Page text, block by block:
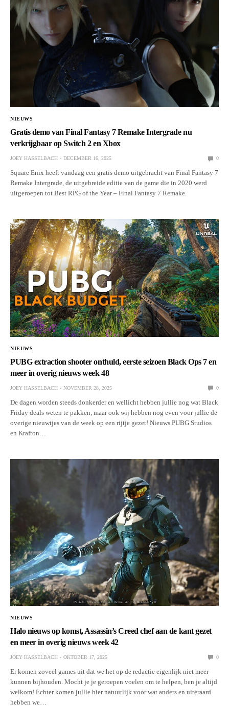
NIEUWS
Gratis demo van Final Fantasy 7 Remake Intergrade nu
verkrijgbaar op Switch 2 en Xbox
JOEY HASSELBACH DECEMBER 16, 2025 0
Square Enix heeft vandaag een gratis demo uitgebracht van Final Fantasy 7
Remake Intergrade, de uitgebreide editie van de game die in 2020 werd
uitgeroepen tot Best RPG of the Year – Final Fantasy 7 Remake.
NIEUWS
PUBG extraction shooter onthuld, eerste seizoen Black Ops 7 en
meer in overig nieuws week 48
JOEY HASSELBACH NOVEMBER 28, 2025 0
De dagen worden steeds donkerder en wellicht hebben jullie nog wat Black
Friday deals weten te pakken, maar ook wij hebben nog even voor jullie de
overige nieuwtjes van de week op een rijtje gezet! Nieuws PUBG Studios
en Krafton…
NIEUWS
Halo nieuws op komst, Assassin’s Creed chef aan de kant gezet
en meer in overig nieuws week 42
JOEY HASSELBACH OKTOBER 17, 2025 0
Er komen zoveel games uit dat we het op de redactie eigenlijk niet meer
kunnen bijhouden. Mocht je je geroepen voelen om te helpen, ben je altijd
welkom! Echter komen jullie hier natuurlijk voor wat anders en uiteraard
hebben we…